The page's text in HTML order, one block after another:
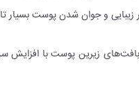
و جوان شدن پوست بسیار
زیرین پوست با